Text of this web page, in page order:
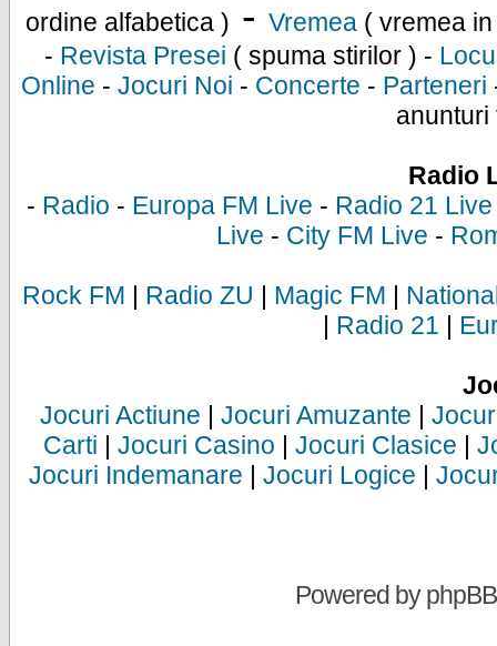
ordine alfabetica ) - Vremea ( vremea
- Revista Presei ( spuma stirilor ) -
Online - Jocuri Noi - Concerte - Parteneri
anunturi
Radio
- Radio - Europa FM Live - Radio 21 Live
Live - City FM Live -
Rock FM | Radio ZU | Magic FM |
| Radio 21 |
Jocuri Actiune | Jocuri Amuzante |
Carti | Jocuri Casino | Jocuri Clasice |
Jocuri Indemanare | Jocuri Logice |
Powered byphpBB